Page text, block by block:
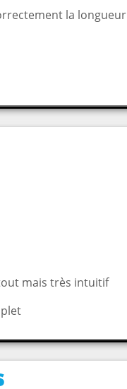
la longueur
mais très intuitif